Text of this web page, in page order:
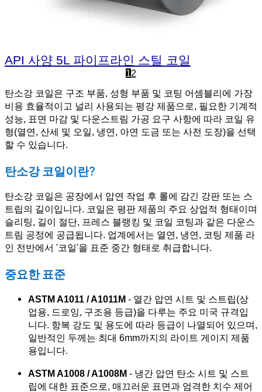
API 사양 5L 파이프라인 스틸 코일
12
탄소강 코일은 구조 부품, 성형 부품 및 코팅 어셈블리에 가장
비용 효율적이고 널리 사용되는 평강 제품으로, 필요한 기계적
성능, 표면 마감 및 다운스트림 가공 요구 사항에 따라 코일 유
형(열연, 산세 및 오일, 냉연, 아연 도금 또는 사전 도장)을 선택
할 수 있습니다.
탄소강 코일이란?
탄소강 코일은 공장에서 압연 작업 후 롤에 감긴 강판 또는 스
트립의 길이입니다. 코일은 평판 제품의 주요 상업적 형태이며
슬리팅, 길이 절단, 프레스 블랭킹 및 코일 코팅과 같은 다운스
트림 공정에 공급됩니다. 업계에서는 열연, 냉연, 코팅 제품 라
인 전반에서 '코일'을 표준 중간 형태로 취급합니다.
중요한 표준
ASTM A1011 / A1011M - 열간 압연 시트 및 스트립(상
업용, 드로잉, 구조용 등급)을 다루는 주요 미국 규격입
니다. 항복 강도 및 용도에 따라 등급이 나열되어 있으며,
일반적인 두께는 최대 6mm까지의 라이트 게이지 제품
용입니다.
ASTM A1008 / A1008M - 냉간 압연 탄소 시트 및 스트
립에 대한 표준으로, 매끄러운 표면과 엄격한 치수 제어